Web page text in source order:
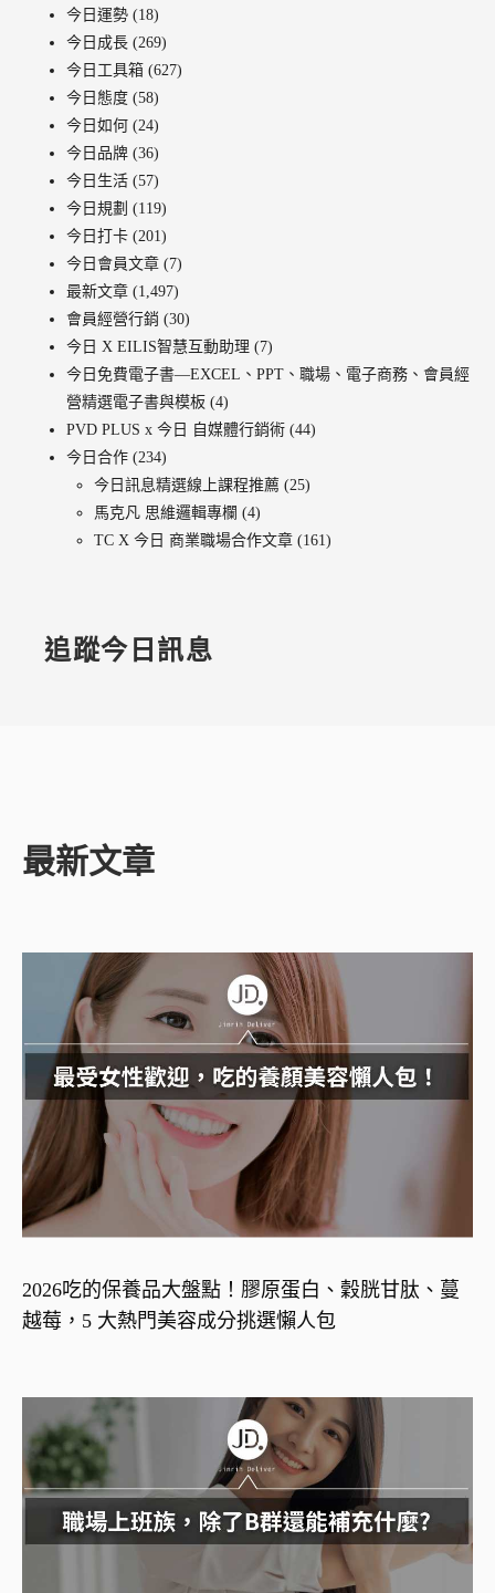
今日運勢 (18)
今日成長 (269)
今日工具箱 (627)
今日態度 (58)
今日如何 (24)
今日品牌 (36)
今日生活 (57)
今日規劃 (119)
今日打卡 (201)
今日會員文章 (7)
最新文章 (1,497)
會員經營行銷 (30)
今日 X EILIS智慧互動助理 (7)
今日免費電子書—EXCEL、PPT、職場、電子商務、會員經
營精選電子書與模板 (4)
PVD PLUS x 今日 自媒體行銷術 (44)
今日合作 (234)
今日訊息精選線上課程推薦 (25)
馬克凡 思維邏輯專欄 (4)
TC X 今日 商業職場合作文章 (161)
追蹤今日訊息
最新文章
2026吃的保養品大盤點！膠原蛋白、穀胱甘肽、蔓
越莓，5 大熱門美容成分挑選懶人包